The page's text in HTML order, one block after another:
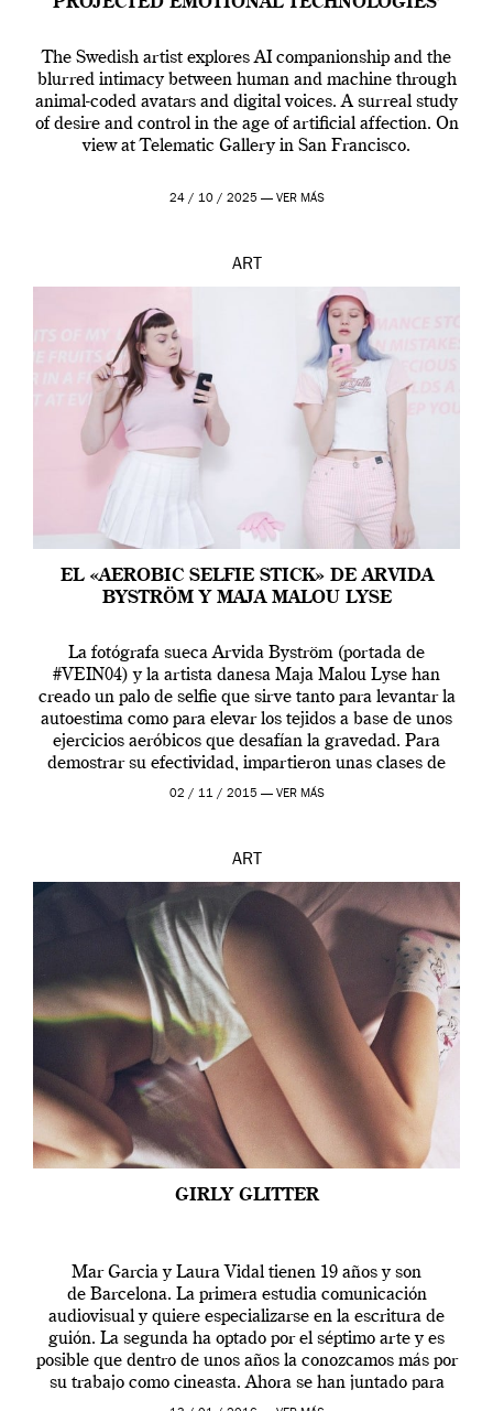
PROJECTED EMOTIONAL TECHNOLOGIES’
The Swedish artist explores AI companionship and the
blurred intimacy between human and machine through
animal-coded avatars and digital voices. A surreal study
of desire and control in the age of artificial affection. On
view at Telematic Gallery in San Francisco.
24 / 10 / 2025 — VER MÁS
ART
EL «AEROBIC SELFIE STICK» DE ARVIDA
BYSTRÖM Y MAJA MALOU LYSE
La fotógrafa sueca Arvida Byström (portada de
#VEIN04) y la artista danesa Maja Malou Lyse han
creado un palo de selfie que sirve tanto para levantar la
autoestima como para elevar los tejidos a base de unos
ejercicios aeróbicos que desafían la gravedad. Para
demostrar su efectividad, impartieron unas clases de
prueba en el Tate […]
02 / 11 / 2015 — VER MÁS
ART
GIRLY GLITTER
Mar Garcia y Laura Vidal tienen 19 años y son
de Barcelona. La primera estudia comunicación
audiovisual y quiere especializarse en la escritura de
guión. La segunda ha optado por el séptimo arte y es
posible que dentro de unos años la conozcamos más por
su trabajo como cineasta. Ahora se han juntado para
contarnos una […]